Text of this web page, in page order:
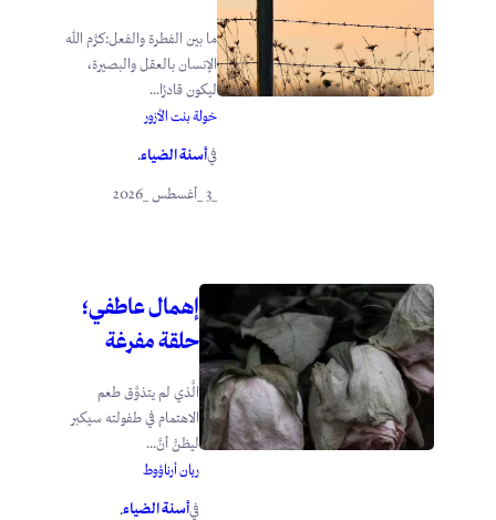
ما بين الفطرة والفعل:كرَّم الله
الإنسان بالعقل والبصيرة،
ليكون قادرًا...
خولة بنت الأزور
فيأسنة الضياء.
إهمال عاطفي؛
حلقة مفرغة
الَّذي لم يتذوَّق طعم
الاهتمام في طفولته سيكبر
ليظنَّ أنَّ...
ريان أرناؤوط
فيأسنة الضياء.